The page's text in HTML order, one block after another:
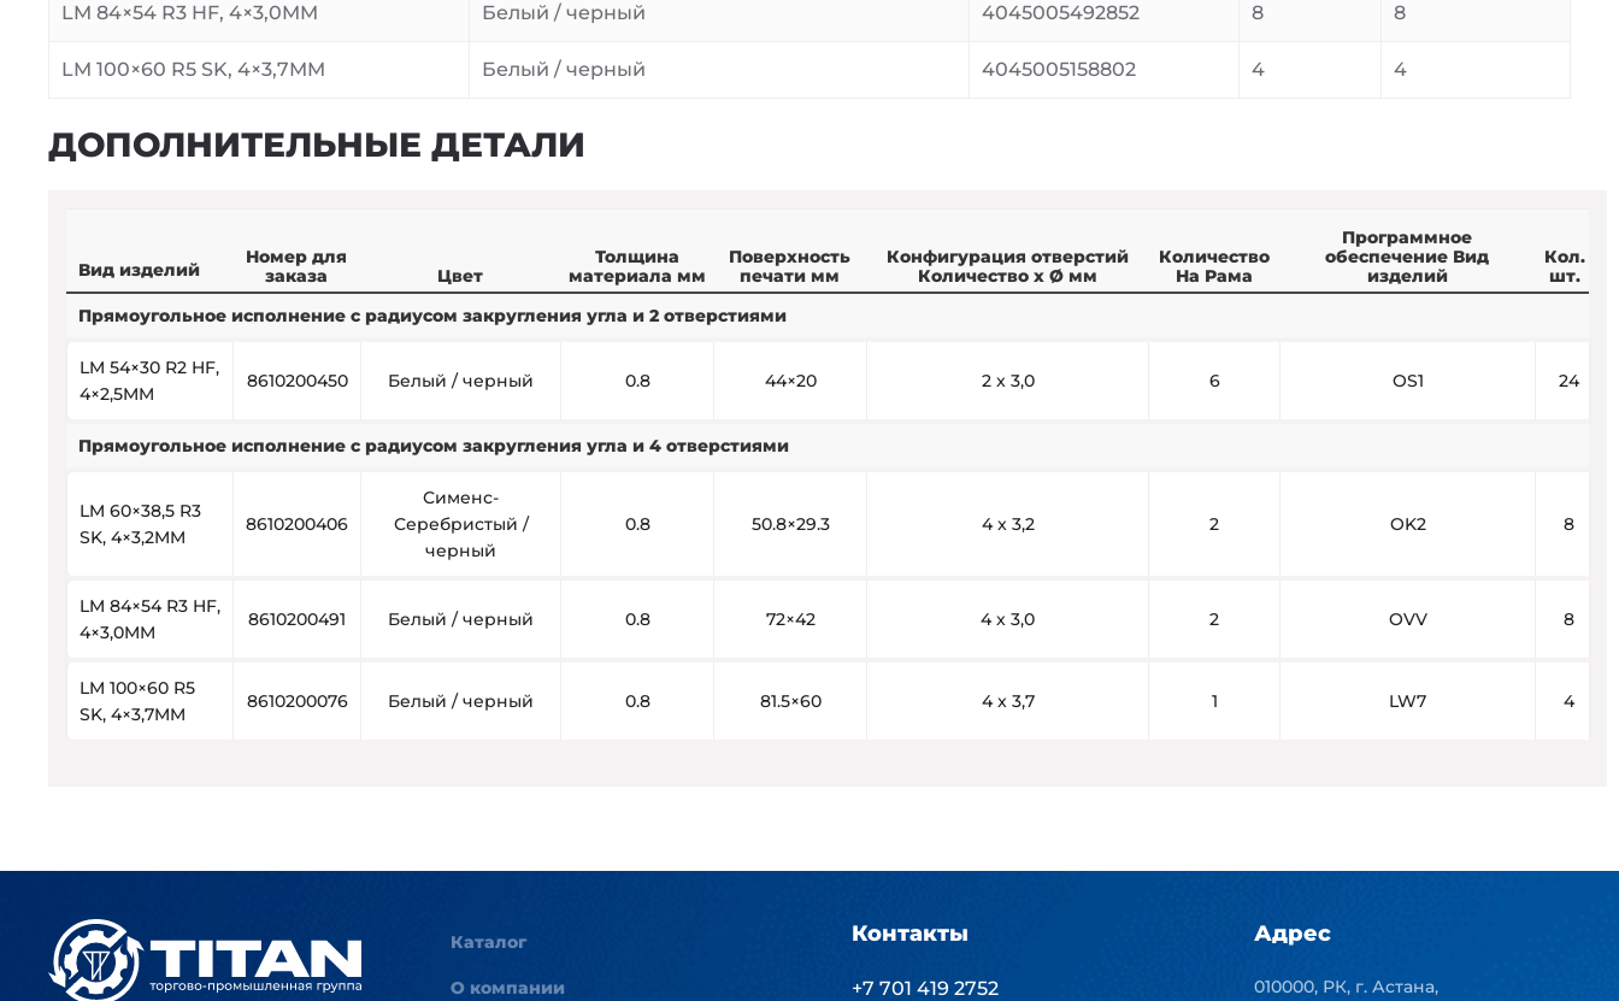
LM 84×54 R3 HF, 4×3,0MM Белый / черный 4045005492852 8 8
LM 100×60 R5 SK, 4×3,7MM Белый / черный 4045005158802 4 4
ДОПОЛНИТЕЛЬНЫЕ ДЕТАЛИ
Вид изделий
Номер для
заказа
Цвет
Толщина
материала мм
Поверхность
печати мм
Конфигурация отверстий
Количество x Ø мм
Количество
На Рама
Программное
обеспечение Вид
изделий
Кол.
шт.
Прямоугольное исполнение с радиусом закругления угла и 2 отверстиями
LM 54×30 R2 HF,
4×2,5MM
8610200450 Белый / черный 0.8 44×20 2 x 3,0 6 OS1 24
Прямоугольное исполнение с радиусом закругления угла и 4 отверстиями
LM 60×38,5 R3
SK, 4×3,2MM
8610200406
Сименс-
Серебристый /
черный
0.8 50.8×29.3 4 x 3,2 2 OK2 8
LM 84×54 R3 HF,
4×3,0MM
8610200491 Белый / черный 0.8 72×42 4 x 3,0 2 OVV 8
LM 100×60 R5
SK, 4×3,7MM
8610200076 Белый / черный 0.8 81.5×60 4 x 3,7 1 LW7 4
Каталог
О компании
Контакты
+7 701 419 2752
Адрес
010000, РК, г. Астана,